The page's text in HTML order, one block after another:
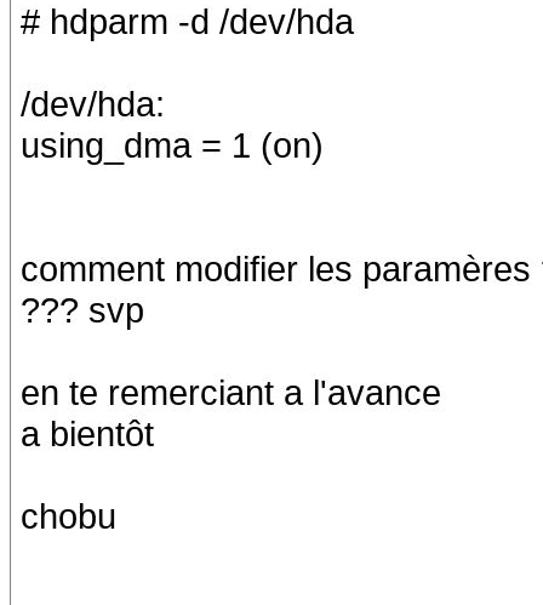
# hdparm -d /dev/hda
/dev/hda:
using_dma = 1 (on)
comment modifier les
??? svp
en te remerciant a l'avance
a bientôt
chobu